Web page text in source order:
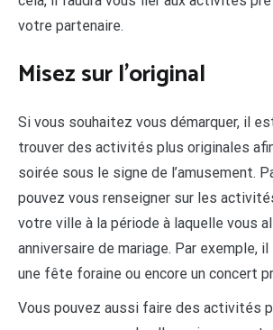
votre partenaire.
Misez sur l’original
Si vous souhaitez vous démarquer, il
trouver des activités plus originales
soirée sous le signe de l’amusement.
pouvez vous renseigner sur les
votre ville à la période à laquelle vous
anniversaire de mariage. Par exemple,
une fête foraine ou encore un concert
Vous pouvez aussi faire des activités